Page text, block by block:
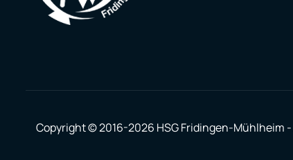
Copyright © 2016-2026 HSG Fridingen-Mühlheim -